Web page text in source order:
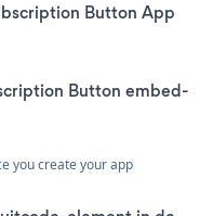
Button App
Button embed-
you create your app